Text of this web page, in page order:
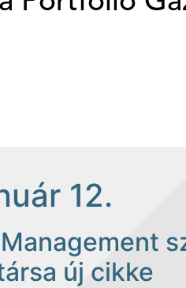
12.
új cikke